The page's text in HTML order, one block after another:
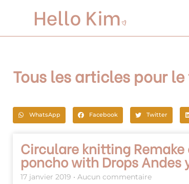
Tous les articles pour
WhatsApp Facebook Twitter
Circulare knitting Remake
poncho with Drops Andes
17 janvier 2019 Aucun commentaire